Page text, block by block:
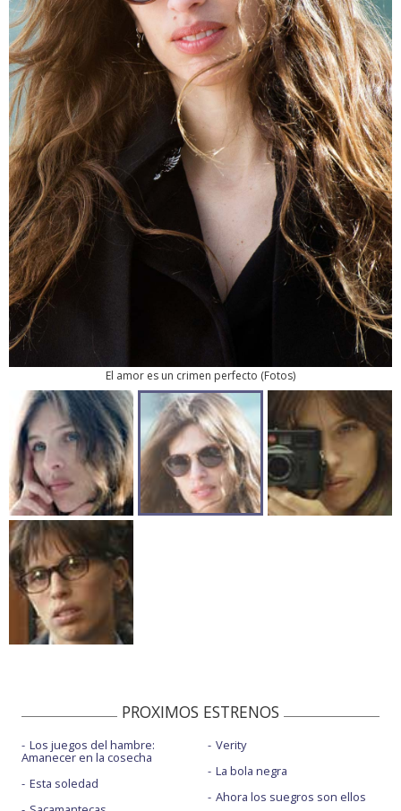
El amor es un crimen perfecto (Fotos)
PROXIMOS ESTRENOS
Los juegos del hambre:
Amanecer en la cosecha
Esta soledad
Verity
La bola negra
Ahora los suegros son ellos